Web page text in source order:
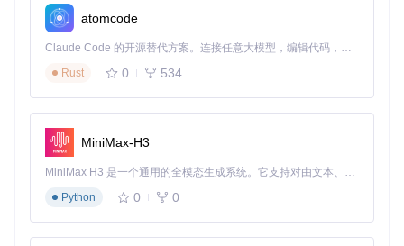
核心功能详解
智能硬件识别系统
OpCore Simplify能够精确识别各类硬件组件，包括Intel和AM
D的处理器、集成与独立显卡、主板芯片组等。对于复杂的硬
件配置，系统会自动标记潜在的兼容性问题，并提供替代方案
建议。例如，当检测到不支持的NVIDIA独立显卡时，会自动优
先启用兼容的集成显卡，并提供详细的硬件替换建议。
可视化配置界面
告别传统的文本编辑方式，OpCore Simplify提供直观的图形
化配置界面，让每个设置项都清晰易懂。用户可以轻松调整A
CPI补丁、Kext加载顺序、引导参数等关键配置，所有更改都
会实时生效并进行验证。
atomcode
Claude Code 的开源替代方案。连接任意大模型，编辑代码，运行命令，自动验证 — 全自动执行。用 Rust 构建，极致性能。 ｜ An open-source alternative to Claude Code. Connect any LLM, edit code, run commands, and verify changes — autonomously. Built in Rust for speed. Get Started
Rust
0 534
MiniMax-H3
MiniMax H3 是一个通用的全模态生成系统。它支持对由文本、图像、视频和音频组成的多模态上下文进行统一理解，并能生成分辨率高达 2K、时长可达 15 秒的带原生立体声音频的视频。得益于面向任务泛化的系统设计，H3 在预训练阶段就已具备广泛的多模态上下文理解与生成能力，能够出色地执行复杂的多模态指令。
Python
0 0